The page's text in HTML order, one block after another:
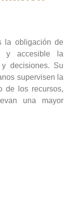
la obligación de
y accesible la
decisiones. Su
supervisen la
de los recursos,
una mayor